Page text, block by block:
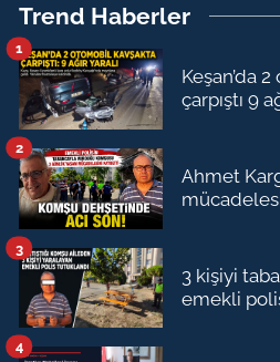
Trend Haberler
Keşan’da
çarpıştı 9
1
Ahmet
2
3 kişiyi
emekli
3
4